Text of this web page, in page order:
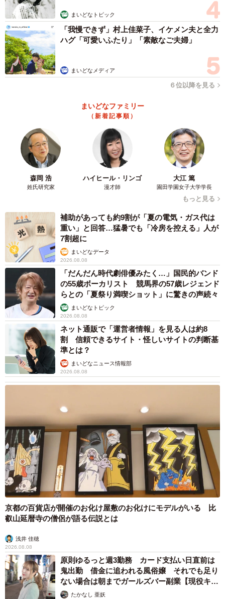
――思いを汲み取ってもらえて良かったです。現在はどん
な感じで準備を？
とても楽しみにしていますが、何故か遠足や旅行が近づく
と熱を出しやすいのでヒヤヒヤしています。
は出来ないたくさんの経験や思い出を作って、笑顔で帰っ
て来て欲しいです。
今回のつぶやきでたくさんの方に意見や経験談を書いて頂
き、非常に感謝しております。
「親が出る幕では無い」という方の意見もありましたが、
もし息子が自分の意見を言えずに今も憂鬱に過ごしていた
としたら私はやはり担任の先生に息子の気持ちをお伝えし
ていたと思います。
私は不登校の子が修学旅行に行くのも行かないのもどちら
でも良いんです。不登校の子が否定されているわけではな
く、学校や先生の対応に保護者も子どもたちも疑問を感じ
ているんです。
答えは1つではないのかもしれませんが、今回の息子の決断
に私は賛成しています。
今回の投稿に、
「息子さんが犠牲になる必要無いと思いますよ。嫌な思い
出で終わるのは悲しすぎます」
「不登校同士で固める。初めからそうして欲しいし、全国
に広がって欲しいです」
「息子さん、毅然と抗議できて良かったです。世話係って
何だろう？ヤングケアラーみたいなものやん」
「先生も最初からそんな提案しないで欲しい よく投稿で
不登校の子の世話係させられてまったく楽しくなかった！
とか見かけます そうならなくて良かった」
「全ての学校で、それをスタンダードにすれば、クラスの
子も不登校の子も、安心だと思います」
と、福子さんの思いに賛同する意見が多数。学校側の対応
まいどなトピック
「我慢できず」村上佳菜子、イケメン夫と全力
ハグ「可愛いふたり」「素敵なご夫婦」
まいどなメディア
６位以降を見る
まいどなファミリー
（新着記事順）
森岡 浩
姓氏研究家
ハイヒール・リンゴ
漫才師
大江 篤
園田学園女子大学学長
もっと見る
補助があっても約9割が「夏の電気・ガス代は
重い」と回答…猛暑でも「冷房を控える」人が
7割超に
まいどなデータ
2026.08.08
「だんだん時代劇俳優みたく…」国民的バンド
の55歳ボーカリスト 競馬界の57歳レジェンド
らとの「夏祭り満喫ショット」に驚きの声続々
まいどなトピック
2026.08.08
ネット通販で「運営者情報」を見る人は約8
割 信頼できるサイト・怪しいサイトの判断基
準とは？
まいどなニュース情報部
2026.08.08
京都の百貨店が開催のお化け屋敷のお化けにモデルがいる 比
叡山延暦寺の僧侶が語る伝説とは
浅井 佳穂
2026.08.08
原則ゆるっと週3勤務 カード支払い日直前は
鬼出勤 借金に追われる風俗嬢 それでも足り
ない場合は朝までガールズバー副業【現役キャ
ストに取材】
たかなし 亜妖